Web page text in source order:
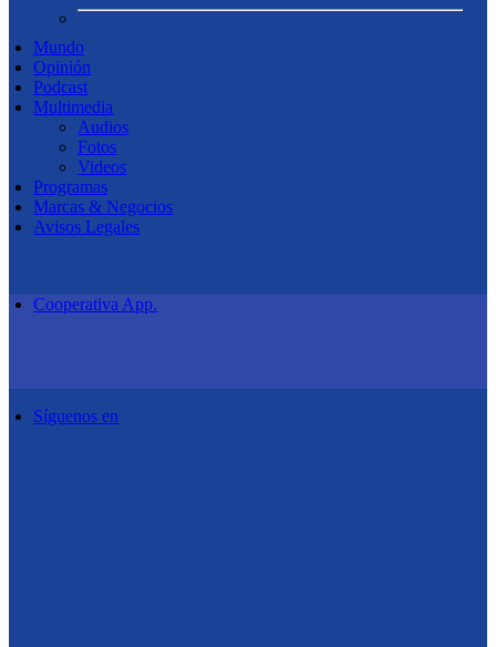
Mundo
Opinión
Podcast
Multimedia
Audios
Fotos
Videos
Programas
Marcas & Negocios
Avisos Legales
Cooperativa App.
Síguenos en